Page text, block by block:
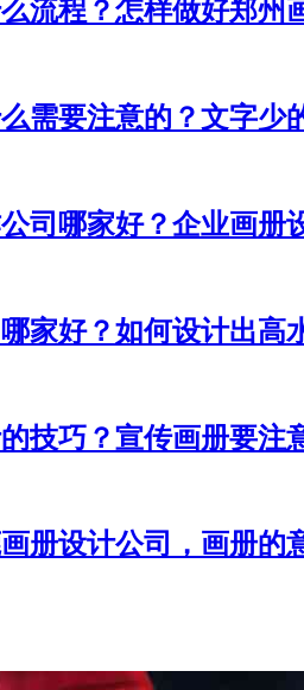
流程？怎样做好郑州
需要注意的？文字少
司哪家好？企业画册
家好？如何设计出高
技巧？宣传画册要注
册设计公司，画册的